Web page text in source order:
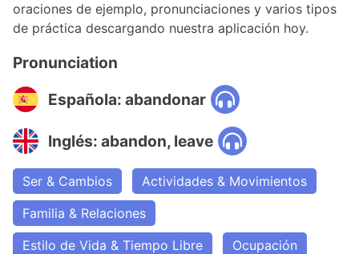
oraciones de ejemplo, pronunciaciones y varios tipos
de práctica descargando nuestra aplicación hoy.
Pronunciation
Española: abandonar
Inglés: abandon, leave
Ser & Cambios
Actividades & Movimientos
Familia & Relaciones
Estilo de Vida & Tiempo Libre
Ocupación